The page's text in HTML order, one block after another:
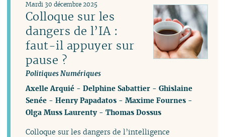
Colloque sur les
dangers de l’IA :
faut-il appuyer sur
pause ?
Politiques Numériques
Mardi 30 décembre 2025
Axelle Arquié -Delphine Sabattier -Ghislaine
Senée -Henry Papadatos -Maxime Fournes -
Olga Muss Laurenty-Thomas Dossus
Colloque sur les dangers de l’intelligence